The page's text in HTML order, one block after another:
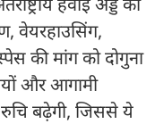
वेयरहाउसिंग,
की मांग को दोगुना
और आगामी
रुचि बढ़ेगी, जिससे ये